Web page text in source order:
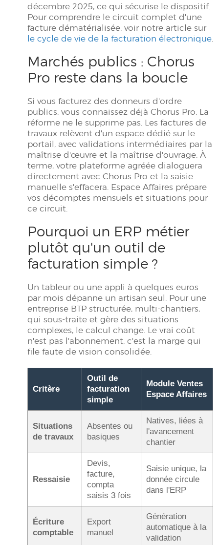
décembre 2025, ce qui sécurise le dispositif.
Pour comprendre le circuit complet d'une
facture dématérialisée, voir notre article sur
le cycle de vie de la facturation électronique.
Marchés publics : Chorus
Pro reste dans la boucle
Si vous facturez des donneurs d'ordre
publics, vous connaissez déjà Chorus Pro. La
réforme ne le supprime pas. Les factures de
travaux relèvent d'un espace dédié sur le
portail, avec validations intermédiaires par la
maîtrise d'œuvre et la maîtrise d'ouvrage. À
terme, votre plateforme agréée dialoguera
directement avec Chorus Pro et la saisie
manuelle s'effacera. Espace Affaires prépare
vos décomptes mensuels et situations pour
ce circuit.
Pourquoi un ERP métier
plutôt qu'un outil de
facturation simple ?
Un tableur ou une appli à quelques euros
par mois dépanne un artisan seul. Pour une
entreprise BTP structurée, multi-chantiers,
qui sous-traite et gère des situations
complexes, le calcul change. Le vrai coût
n'est pas l'abonnement, c'est la marge qui
file faute de vision consolidée.
Critère
Outil de
facturation
simple
Module Ventes
Espace Affaires
Situations
de travaux
Absentes ou
basiques
Natives, liées à
l'avancement
chantier
Ressaisie
Devis,
facture,
compta
saisis 3 fois
Saisie unique, la
donnée circule
dans l'ERP
Écriture
comptable
Export
manuel
Génération
automatique à la
validation